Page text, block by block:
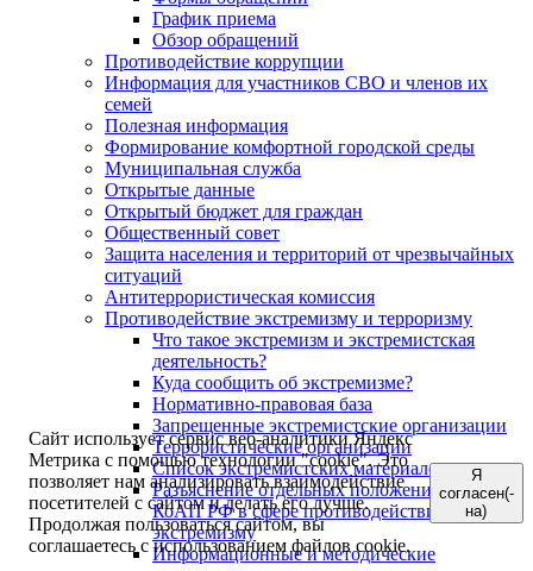
График приема
Обзор обращений
Противодействие коррупции
Информация для участников СВО и членов их
семей
Полезная информация
Формирование комфортной городской среды
Муниципальная служба
Открытые данные
Открытый бюджет для граждан
Общественный совет
Защита населения и территорий от чрезвычайных
ситуаций
Антитеррористическая комиссия
Противодействие экстремизму и терроризму
Что такое экстремизм и экстремистская
деятельность?
Куда сообщить об экстремизме?
Нормативно-правовая база
Запрещенные экстремистские организации
Террористические организации
Список экстремистских материалов
Разъяснение отдельных положений УК РФ и
КоАП РФ в сфере противодействия
экстремизму
Информационные и методические
Сайт использует сервис веб-аналитики Яндекс
Метрика с помощью технологии "cookie". Это
позволяет нам анализировать взаимодействие
посетителей с сайтом и делать его лучше.
Продолжая пользоваться сайтом, вы
соглашаетесь с использованием файлов cookie.
Я
согласен(-
на)